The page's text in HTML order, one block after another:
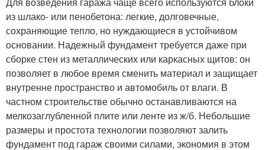
из шлако- или пенобетона: легкие, долговечные,
сохраняющие тепло, но нуждающиеся в устойчивом
основании. Надежный фундамент требуется даже при
сборке стен из металлических или каркасных щитов: он
позволяет в любое время сменить материал и защищает
внутренне пространство и автомобиль от влаги. В
частном строительстве обычно останавливаются на
мелкозаглубленной плите или ленте из ж/б. Небольшие
размеры и простота технологии позволяют залить
фундамент под гараж своими силами, экономия в этом